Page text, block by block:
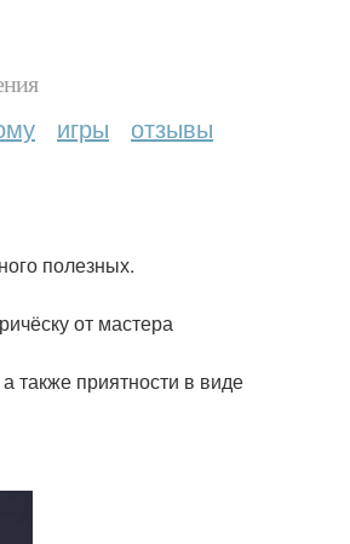
игры отзывы
полезных.
от мастера
также приятности в виде